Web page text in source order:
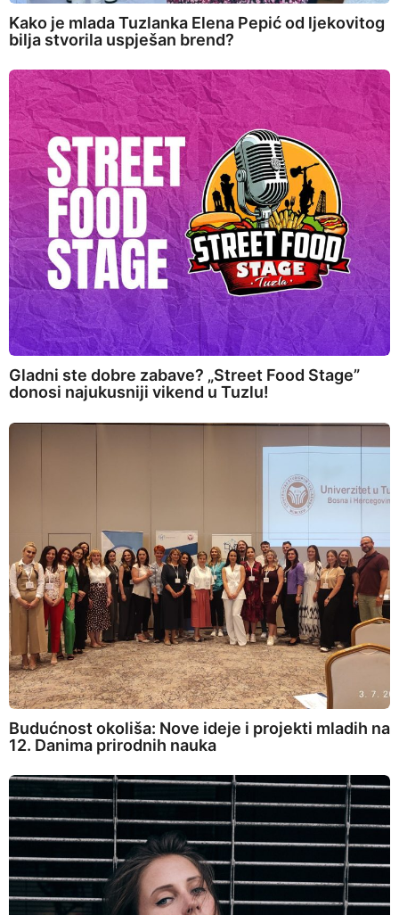
Kako je mlada Tuzlanka Elena Pepić od ljekovitog
bilja stvorila uspješan brend?
Gladni ste dobre zabave? „Street Food Stage”
donosi najukusniji vikend u Tuzlu!
Budućnost okoliša: Nove ideje i projekti mladih na
12. Danima prirodnih nauka